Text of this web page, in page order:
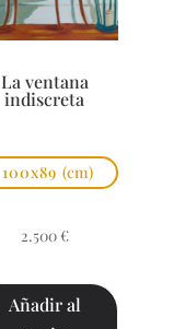
La ventana
indiscreta
100x89 (cm)
2.500 €
Añadir al